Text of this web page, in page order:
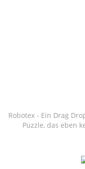
Robotex - Ein Drag
Puzzle, das eben